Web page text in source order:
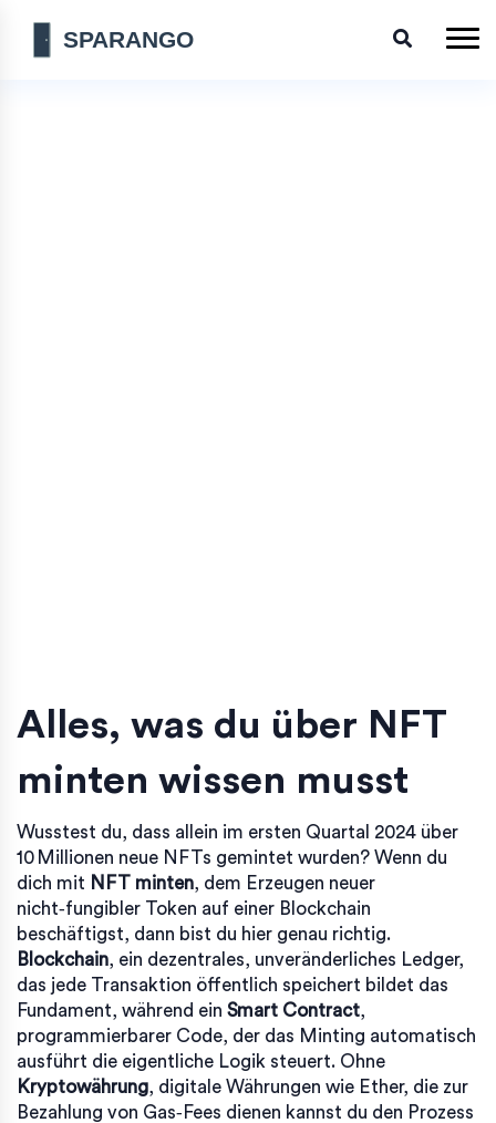
Alles, was du über NFT
minten wissen musst
Wusstest du, dass allein im ersten Quartal 2024 über
10 Millionen neue NFTs gemintet wurden? Wenn du
dich mit NFT minten, dem Erzeugen neuer
nicht‑fungibler Token auf einer Blockchain
beschäftigst, dann bist du hier genau richtig.
Blockchain, ein dezentrales, unveränderliches Ledger,
das jede Transaktion öffentlich speichert bildet das
Fundament, während ein Smart Contract,
programmierbarer Code, der das Minting automatisch
ausführt die eigentliche Logik steuert. Ohne
Kryptowährung, digitale Währungen wie Ether, die zur
Bezahlung von Gas‑Fees dienen kannst du den Prozess